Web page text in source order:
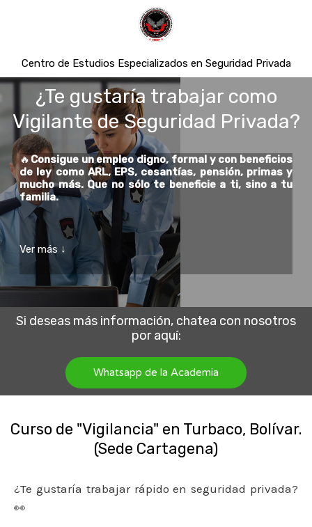
Centro de Estudios Especializados en Seguridad Privada
¿Te gustaría trabajar como
Vigilante de Seguridad Privada?
🔥Consigue un empleo digno, formal y con beneficios
de ley como ARL, EPS, cesantías, pensión, primas y
mucho más. Que no sólo te beneficie a ti, sino a tu
familia.
Ver más ↓
Si deseas más información, chatea con nosotros
por aquí:
Whatsapp de la Academia
Curso de "Vigilancia" en Turbaco, Bolívar.
(Sede Cartagena)
¿Te gustaría trabajar rápido en seguridad privada?
👀